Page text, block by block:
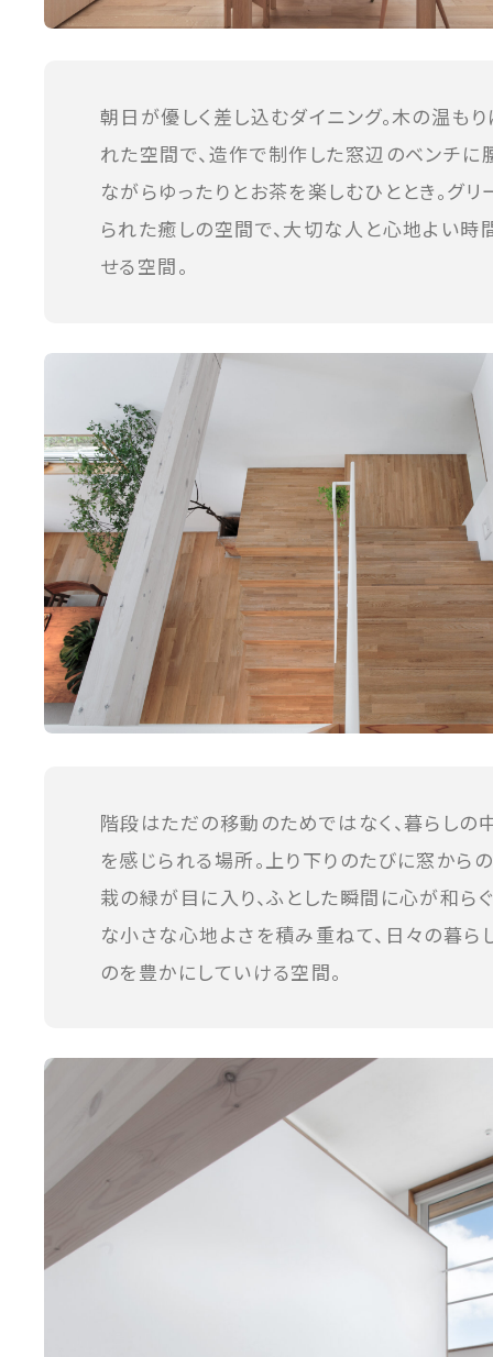
朝日が優しく差し込むダイニング。木の温も
れた空間で、造作で制作した窓辺のベンチに
ながらゆったりとお茶を楽しむひととき。グリ
られた癒しの空間で、大切な人と心地よい時
せる空間。
階段はただの移動のためではなく、暮らしの
を感じられる場所。上り下りのたびに窓から
栽の緑が目に入り、ふとした瞬間に心が和らぐ
な小さな心地よさを積み重ねて、日々の暮ら
のを豊かにしていける空間。